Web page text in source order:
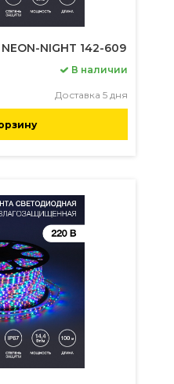
NIGHT 142-609
В наличии
Доставка 5 дня